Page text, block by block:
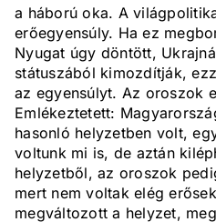
a háború oka. A
erőegyensúly. Ha ez
Nyugat úgy döntött,
státuszából kimozdítják,
az egyensúlyt. Az oroszok
Emlékeztetett:
hasonló helyzetben volt,
voltunk mi is, de aztán
helyzetből, az oroszok
mert nem voltak elég
megváltozott a helyzet,